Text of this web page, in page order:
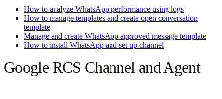
How to analyze WhatsApp performance using logs
How to manage templates and create open conversation
template
Manage and create WhatsApp approved message template
How to install WhatsApp and set up channel
Google RCS Channel and Agent